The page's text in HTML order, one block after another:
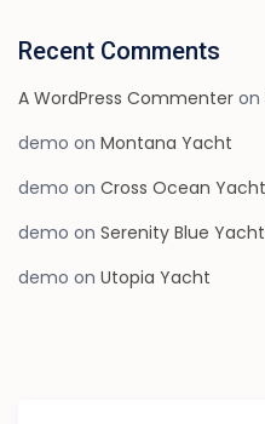
Recent Comments
A WordPress Commenter on
demo onMontana Yacht
demo onCross Ocean Yacht
demo onSerenity Blue Yacht
demo onUtopia Yacht